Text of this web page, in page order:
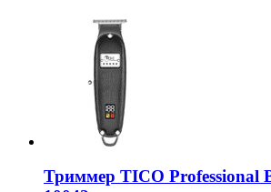
Триммер TICO Professional